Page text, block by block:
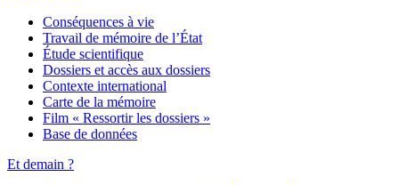
Conséquences à vie
Travail de mémoire de l’État
Étude scientifique
Dossiers et accès aux dossiers
Contexte international
Carte de la mémoire
Film « Ressortir les dossiers »
Base de données
Et demain ?